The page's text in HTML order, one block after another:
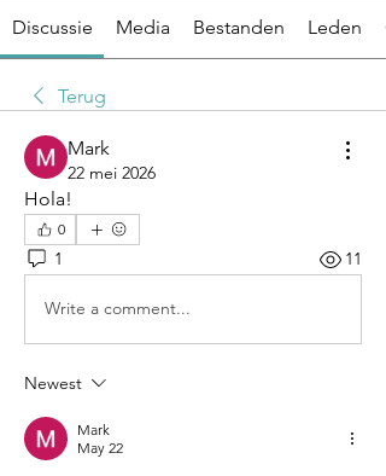
Discussie Media Bestanden Leden
Terug
Mark
22 mei 2026
Hola!
0
1 11
Write a comment...
Newest
Mark
May 22